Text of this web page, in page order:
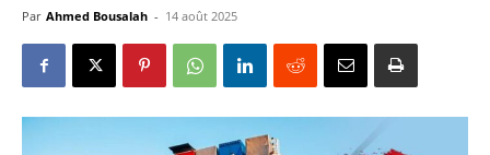
Par Ahmed Bousalah - 14 août 2025